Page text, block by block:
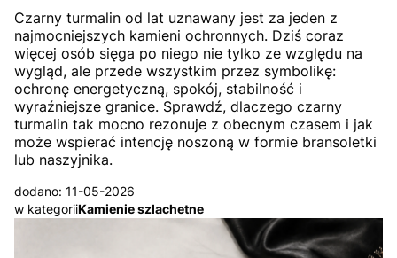
Czarny turmalin od lat uznawany jest za jeden z
najmocniejszych kamieni ochronnych. Dziś coraz
więcej osób sięga po niego nie tylko ze względu na
wygląd, ale przede wszystkim przez symbolikę:
ochronę energetyczną, spokój, stabilność i
wyraźniejsze granice. Sprawdź, dlaczego czarny
turmalin tak mocno rezonuje z obecnym czasem i jak
może wspierać intencję noszoną w formie bransoletki
lub naszyjnika.
dodano: 11-05-2026
w kategoriiKamienie szlachetne